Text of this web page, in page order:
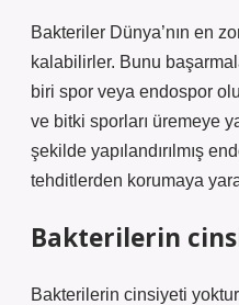
Bakteriler Dünya’nın en
kalabilirler. Bunu
biri spor veya endospor
ve bitki sporları üremeye
şekilde yapılandırılmış
tehditlerden korumaya
Bakterilerin
Bakterilerin cinsiyeti